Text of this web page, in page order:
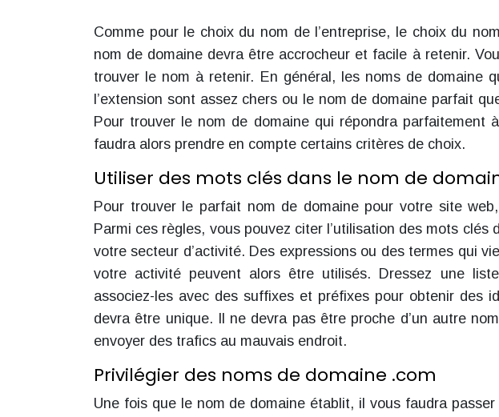
Comme pour le choix du nom de l’entreprise, le choix du
nom de domaine devra être accrocheur et facile à retenir.
trouver le nom à retenir. En général, les noms de domaine
l’extension sont assez chers ou le nom de domaine parfait
Pour trouver le nom de domaine qui répondra
faudra alors prendre en compte certains critères de choix.
Utiliser des mots clés dans le nom de
Pour trouver le parfait nom de domaine pour votre site
Parmi ces règles, vous pouvez citer l’utilisation des mots clés
votre secteur d’activité. Des expressions ou des termes qui
votre activité peuvent alors être utilisés. Dressez une
associez-les avec des suffixes et préfixes pour obtenir des
devra être unique. Il ne devra pas être proche d’un autre
envoyer des trafics au mauvais endroit.
Privilégier des noms de domaine .com
Une fois que le nom de domaine établit, il vous faudra